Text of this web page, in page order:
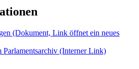
(Dokument, Link öffnet ein neues
(Interner Link)